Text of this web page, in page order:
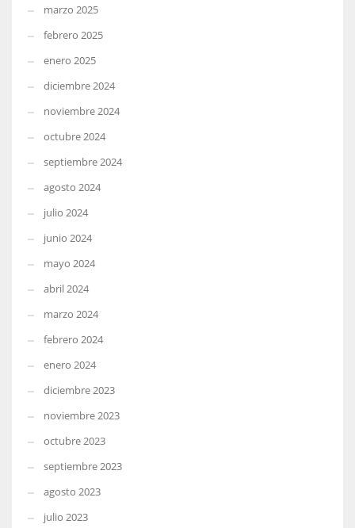
marzo 2025
febrero 2025
enero 2025
diciembre 2024
noviembre 2024
octubre 2024
septiembre 2024
agosto 2024
julio 2024
junio 2024
mayo 2024
abril 2024
marzo 2024
febrero 2024
enero 2024
diciembre 2023
noviembre 2023
octubre 2023
septiembre 2023
agosto 2023
julio 2023